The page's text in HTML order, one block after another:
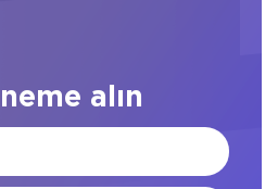
alın